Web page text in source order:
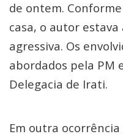
de ontem.
casa, o autor
agressiva. Os
abordados pela PM
Delegacia de Irati.
Em outra ocorrência